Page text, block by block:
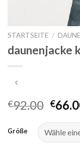
STARTSEITE /
daunenjacke
€92.00 €
Größe